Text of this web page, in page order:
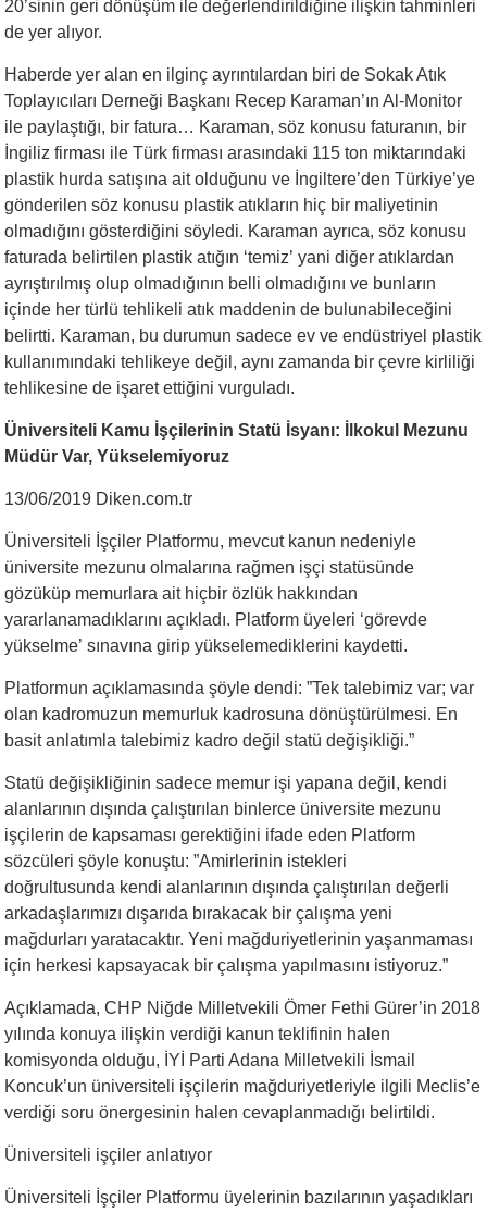
20’sinin geri dönüşüm ile değerlendirildiğine ilişkin tahminleri
de yer alıyor.
Haberde yer alan en ilginç ayrıntılardan biri de Sokak Atık
Toplayıcıları Derneği Başkanı Recep Karaman’ın Al-Monitor
ile paylaştığı, bir fatura… Karaman, söz konusu faturanın, bir
İngiliz firması ile Türk firması arasındaki 115 ton miktarındaki
plastik hurda satışına ait olduğunu ve İngiltere’den Türkiye’ye
gönderilen söz konusu plastik atıkların hiç bir maliyetinin
olmadığını gösterdiğini söyledi. Karaman ayrıca, söz konusu
faturada belirtilen plastik atığın ‘temiz’ yani diğer atıklardan
ayrıştırılmış olup olmadığının belli olmadığını ve bunların
içinde her türlü tehlikeli atık maddenin de bulunabileceğini
belirtti. Karaman, bu durumun sadece ev ve endüstriyel plastik
kullanımındaki tehlikeye değil, aynı zamanda bir çevre kirliliği
tehlikesine de işaret ettiğini vurguladı.
Üniversiteli Kamu İşçilerinin Statü İsyanı: İlkokul Mezunu
Müdür Var, Yükselemiyoruz
13/06/2019 Diken.com.tr
Üniversiteli İşçiler Platformu, mevcut kanun nedeniyle
üniversite mezunu olmalarına rağmen işçi statüsünde
gözüküp memurlara ait hiçbir özlük hakkından
yararlanamadıklarını açıkladı. Platform üyeleri ‘görevde
yükselme’ sınavına girip yükselemediklerini kaydetti.
Platformun açıklamasında şöyle dendi: ”Tek talebimiz var; var
olan kadromuzun memurluk kadrosuna dönüştürülmesi. En
basit anlatımla talebimiz kadro değil statü değişikliği.”
Statü değişikliğinin sadece memur işi yapana değil, kendi
alanlarının dışında çalıştırılan binlerce üniversite mezunu
işçilerin de kapsaması gerektiğini ifade eden Platform
sözcüleri şöyle konuştu: ”Amirlerinin istekleri
doğrultusunda kendi alanlarının dışında çalıştırılan değerli
arkadaşlarımızı dışarıda bırakacak bir çalışma yeni
mağdurları yaratacaktır. Yeni mağduriyetlerinin yaşanmaması
için herkesi kapsayacak bir çalışma yapılmasını istiyoruz.”
Açıklamada, CHP Niğde Milletvekili Ömer Fethi Gürer’in 2018
yılında konuya ilişkin verdiği kanun teklifinin halen
komisyonda olduğu, İYİ Parti Adana Milletvekili İsmail
Koncuk’un üniversiteli işçilerin mağduriyetleriyle ilgili Meclis’e
verdiği soru önergesinin halen cevaplanmadığı belirtildi.
Üniversiteli işçiler anlatıyor
Üniversiteli İşçiler Platformu üyelerinin bazılarının yaşadıkları